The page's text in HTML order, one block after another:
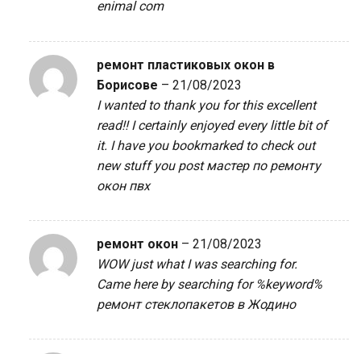
enimal com
ремонт пластиковых окон в
Борисове – 21/08/2023
I wanted to thank you for this excellent
read!! I certainly enjoyed every little bit of
it. I have you bookmarked to check out
new stuff you postмастер по ремонту
окон пвх
ремонт окон – 21/08/2023
WOW just what I was searching for.
Came here by searching for %keyword%
ремонт стеклопакетов в Жодино